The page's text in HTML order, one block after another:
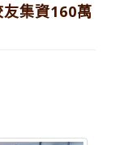
集資160萬